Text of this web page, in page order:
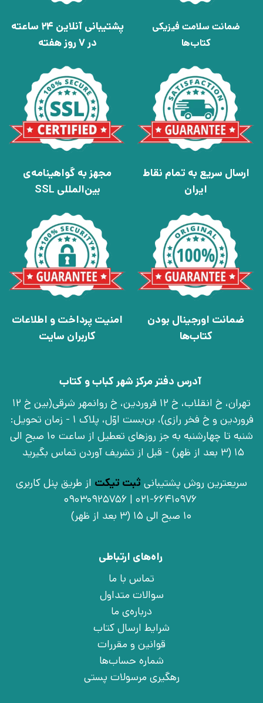
ضمانت سلامت فیزیکی
کتاب‌ها
پشتیبانی آنلاین 24 ساعته
در 7 روز هفته
ارسال سریع به تمام نقاط
ایران
مجهز به گواهینامه‌ی
بین‌المللی SSL
ضمانت اورجینال بودن
کتاب‌ها
امنیت پرداخت و اطلاعات
کاربران سایت
آدرس دفتر مرکز شهر کباب و کتاب
تهران، خ انقلاب، خ 12 فروردین، خ روانمهر شرقی(بین خ 12
فروردین و خ فخر رازی)، بن‌بست اوّل، پلاک 1 - زمان تحویل:
شنبه تا چهارشنبه به جز روزهای تعطیل از ساعت 10 صبح الی
15 (3 بعد از ظهر) - قبل از تشریف آوردن تماس بگیرید
سریعترین روش پشتیبانی ثبت تیکت از طریق پنل کاربری
021-66410976 | 09030925756
10 صبح الی 15 (3 بعد از ظهر)
راه‌های ارتباطی
تماس با ما
سوالات متداول
درباره‌ی ما
شرایط ارسال کتاب
قوانین و مقررات
شماره حساب‌ها
رهگیری مرسولات پستی